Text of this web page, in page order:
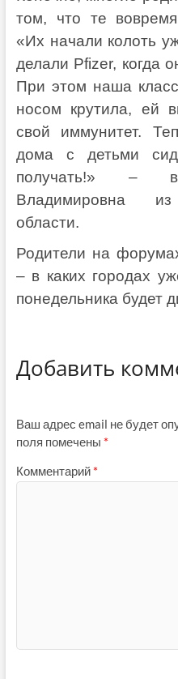
том, что те
«Их начали колоть
делали Pfizer, когда
При этом наша
носом крутила, ей
свой иммунитет.
дома с детьми
получать!» –
Владимировна из
области.
Родители на
– в каких городах
понедельника будет
Добавить
Ваш адрес email не будет
поля помечены *
Комментарий *